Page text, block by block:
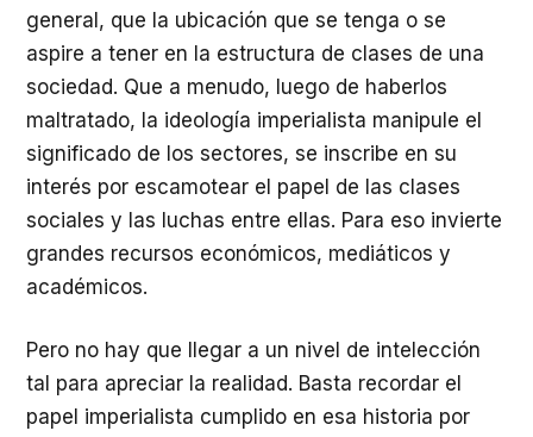
general, que la ubicación que se tenga o se
aspire a tener en la estructura de clases de una
sociedad. Que a menudo, luego de haberlos
maltratado, la ideología imperialista manipule el
significado de los sectores, se inscribe en su
interés por escamotear el papel de las clases
sociales y las luchas entre ellas. Para eso invierte
grandes recursos económicos, mediáticos y
académicos.
Pero no hay que llegar a un nivel de intelección
tal para apreciar la realidad. Basta recordar el
papel imperialista cumplido en esa historia por